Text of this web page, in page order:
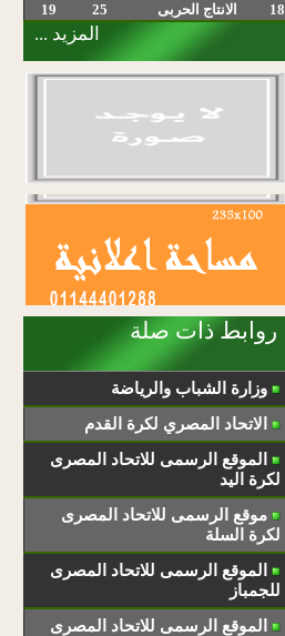
18
الانتاج الحربى 25
19
المزيد ...
روابط ذات صلة
وزارة الشباب والرياضة
الاتحاد المصري لكرة القدم
الموقع الرسمى للاتحاد المصرى
لكرة اليد
موقع الرسمى للاتحاد المصرى
لكرة السلة
الموقع الرسمى للاتحاد المصرى
للجمباز
الموقع الرسمى للاتحاد المصرى